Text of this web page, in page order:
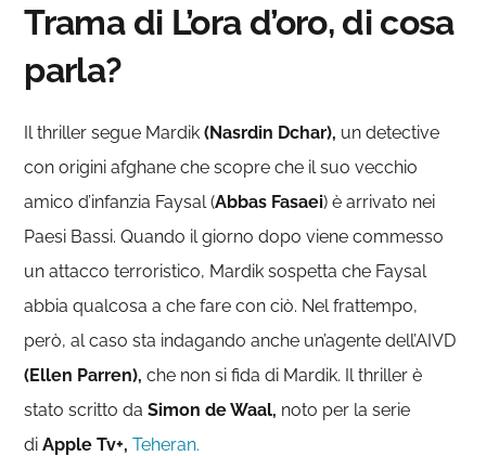
Trama di L’ora d’oro, di cosa
parla?
Il thriller segue Mardik(Nasrdin Dchar), un detective
con origini afghane che scopre che il suo vecchio
amico d’infanzia Faysal (Abbas Fasaei) è arrivato nei
Paesi Bassi. Quando il giorno dopo viene commesso
un attacco terroristico, Mardik sospetta che Faysal
abbia qualcosa a che fare con ciò. Nel frattempo,
però, al caso sta indagando anche un’agente dell’AIVD
(Ellen Parren), che non si fida di Mardik. Il thriller è
stato scritto daSimon de Waal, noto per la serie
diApple Tv+, Teheran.